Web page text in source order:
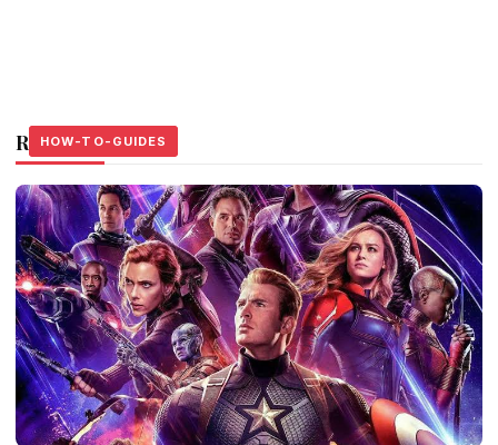
Related Stories
HOW-TO-GUIDES
HOW-TO-GUIDES
HOW-TO-GUIDES